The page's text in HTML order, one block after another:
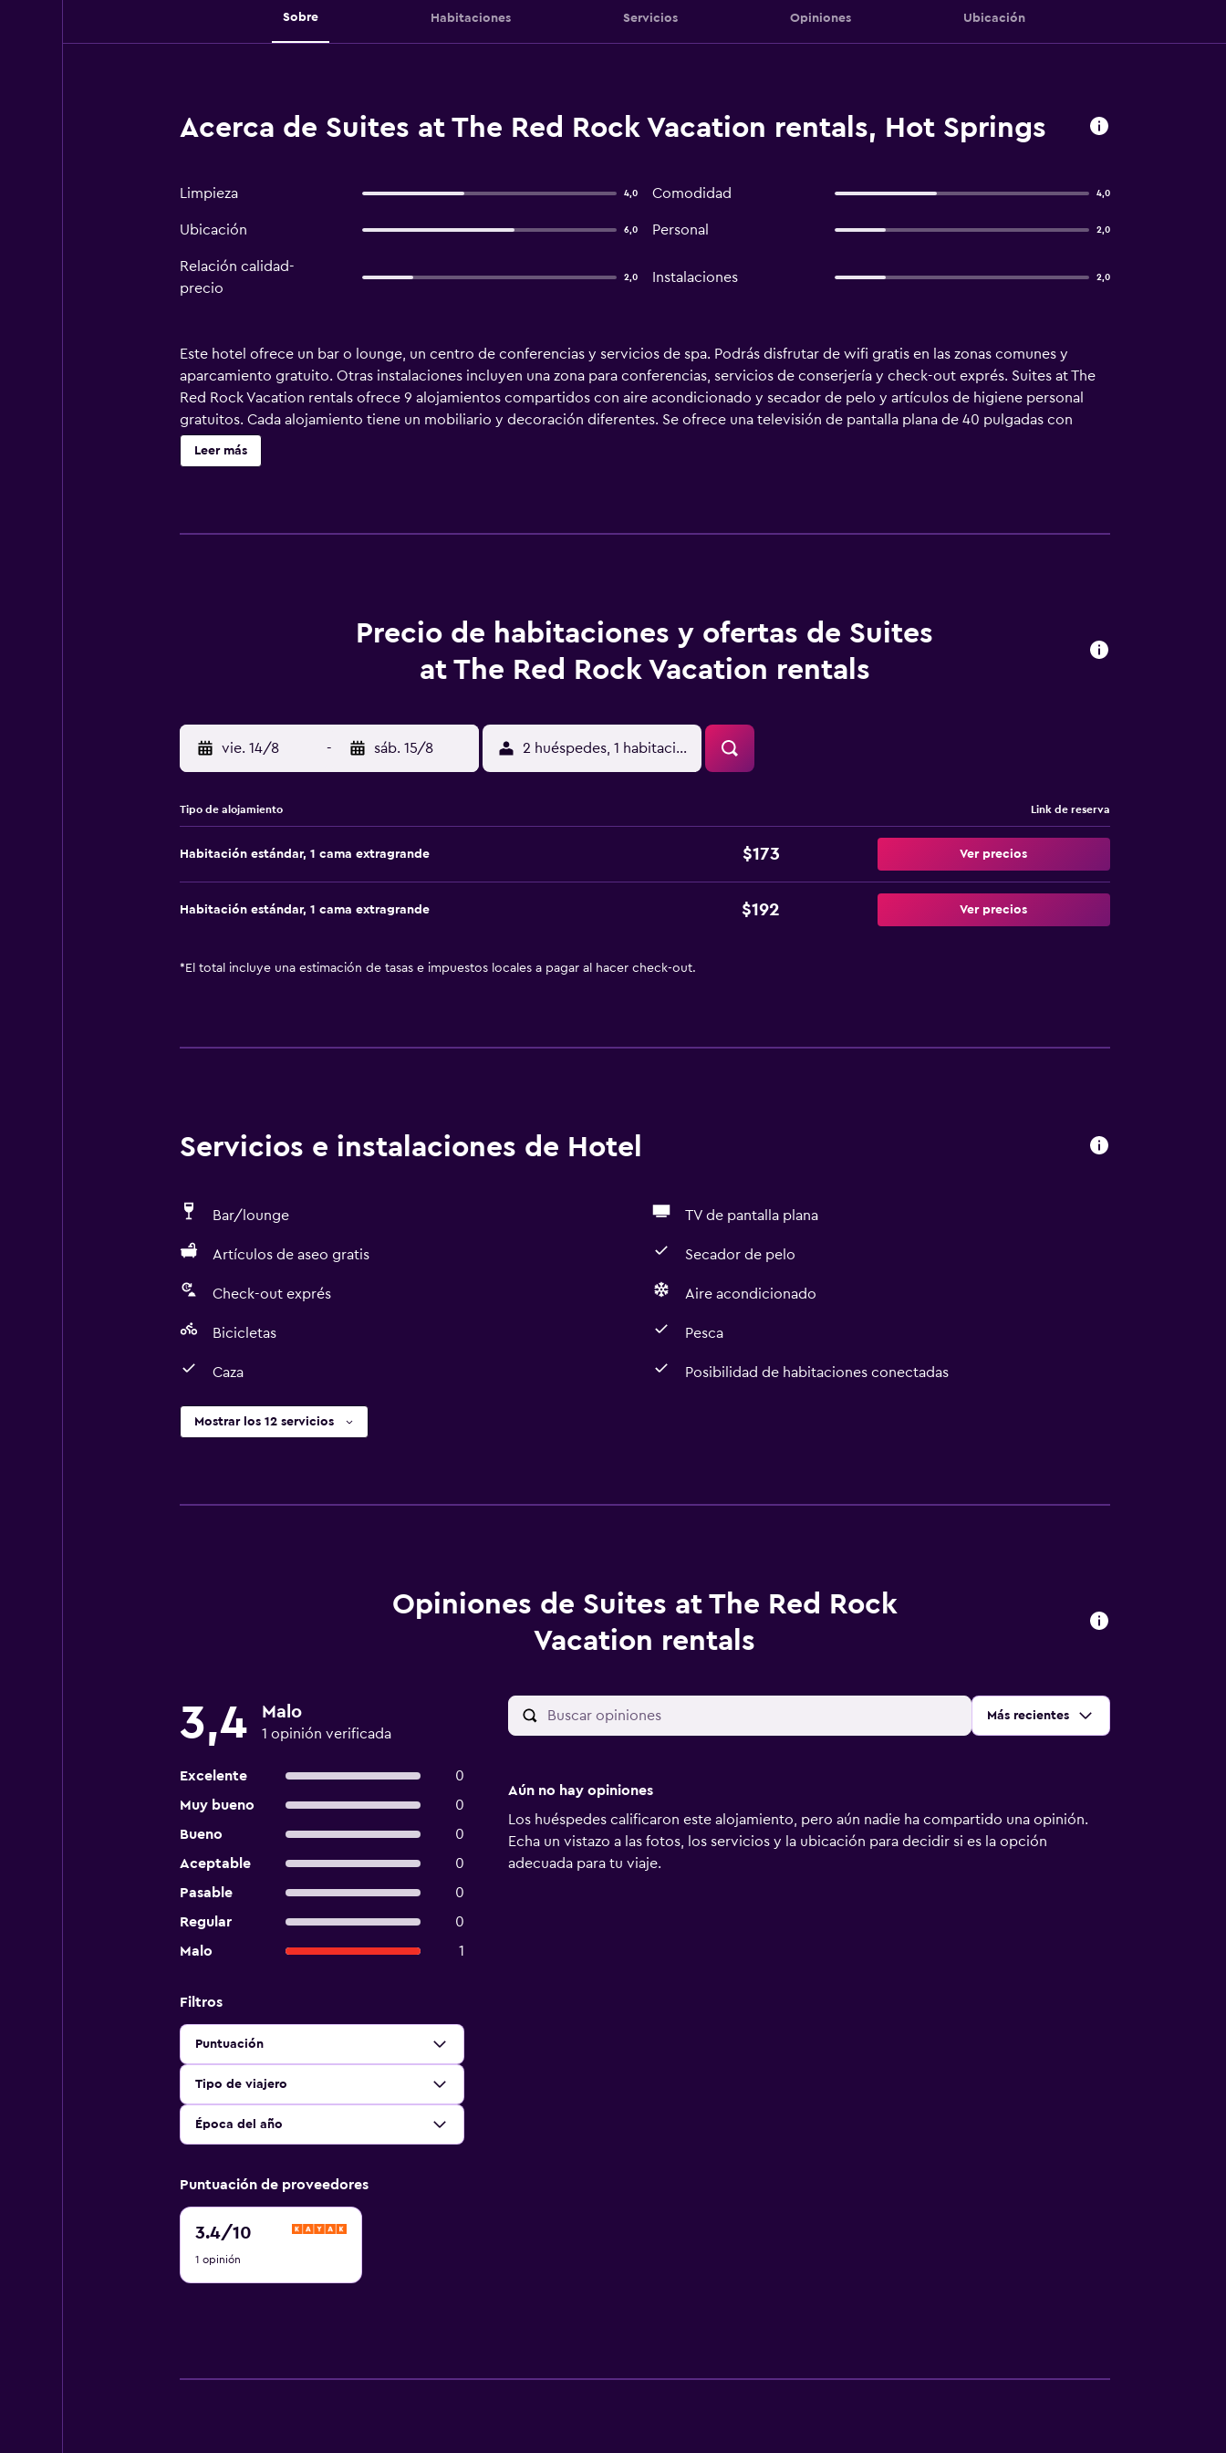
Sobre Habitaciones Servicios Opiniones Ubicación
Acerca de Suites at The Red Rock Vacation rentals, Hot Springs
Limpieza 4,0 Comodidad 4,0
Ubicación 6,0 Personal 2,0
Relación calidad-
precio
2,0 Instalaciones 2,0
Este hotel ofrece un bar o lounge, un centro de conferencias y servicios de spa. Podrás disfrutar de wifi gratis en las zonas comunes y
aparcamiento gratuito. Otras instalaciones incluyen una zona para conferencias, servicios de conserjería y check-out exprés. Suites at The
Red Rock Vacation rentals ofrece 9 alojamientos compartidos con aire acondicionado y secador de pelo y artículos de higiene personal
gratuitos. Cada alojamiento tiene un mobiliario y decoración diferentes. Se ofrece una televisión de pantalla plana de 40 pulgadas con
canales por cable. Las habitaciones también incluyen ventilador de techo y cortinas opacas. Se pueden practicar las actividades de ocio y
esparcimiento que se indican más abajo en las instalaciones o cerca del alojamiento (es posible que se aplique un recargo).
Leer más
Precio de habitaciones y ofertas de Suites
at The Red Rock Vacation rentals
vie. 14/8 - sáb. 15/8 2 huéspedes, 1 habitación
Tipo de alojamiento Link de reserva
Habitación estándar, 1 cama extragrande $173 Ver precios
Habitación estándar, 1 cama extragrande $192 Ver precios
* El total incluye una estimación de tasas e impuestos locales a pagar al hacer check-out.
Servicios e instalaciones de Hotel
Bar/lounge TV de pantalla plana
Artículos de aseo gratis Secador de pelo
Check-out exprés Aire acondicionado
Bicicletas Pesca
Caza Posibilidad de habitaciones conectadas
Mostrar los 12 servicios
Opiniones de Suites at The Red Rock
Vacation rentals
3,4 Malo
1 opinión verificada
Excelente
0
Muy bueno
0
Bueno
0
Aceptable
0
Pasable
0
Regular
0
Malo
1
Ordenar por:
Más recientes
Filtros
Puntuación
Tipo de viajero
Época del año
Puntuación de proveedores
3.4/10
3.4
10
1 opinión
Aún no hay opiniones
Los huéspedes calificaron este alojamiento, pero aún nadie ha compartido una opinión.
Echa un vistazo a las fotos, los servicios y la ubicación para decidir si es la opción
adecuada para tu viaje.